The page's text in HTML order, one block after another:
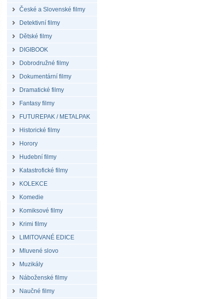
České a Slovenské filmy
Detektivní filmy
Dětské filmy
DIGIBOOK
Dobrodružné filmy
Dokumentární filmy
Dramatické filmy
Fantasy filmy
FUTUREPAK / METALPAK
Historické filmy
Horory
Hudební filmy
Katastrofické filmy
KOLEKCE
Komedie
Komiksové filmy
Krimi filmy
LIMITOVANÉ EDICE
Mluvené slovo
Muzikály
Náboženské filmy
Naučné filmy